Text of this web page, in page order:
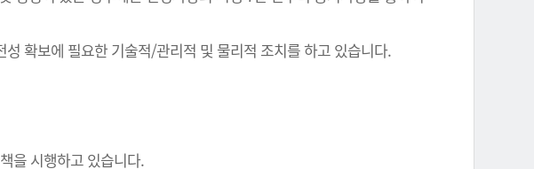
확보에 필요한 기술적/관리적 및 물리적 조치를 하고 있습니다.
을 시행하고 있습니다.